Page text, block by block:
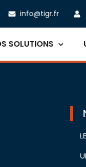
info@tigr.fr
SOLUTIONS